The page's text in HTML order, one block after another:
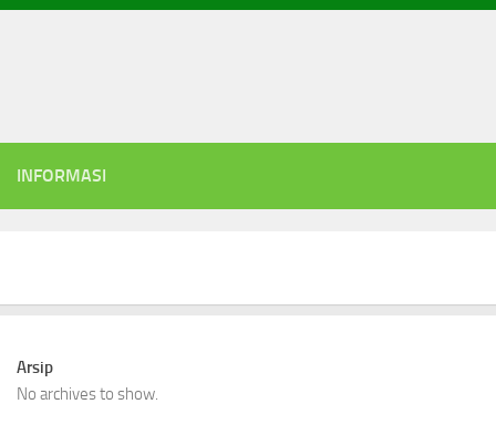
INFORMASI
Arsip
No archives to show.